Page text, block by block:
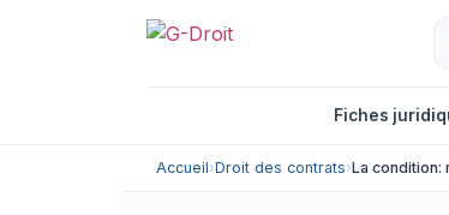
Fiches
Accueil›Droit des contrats›La condition: